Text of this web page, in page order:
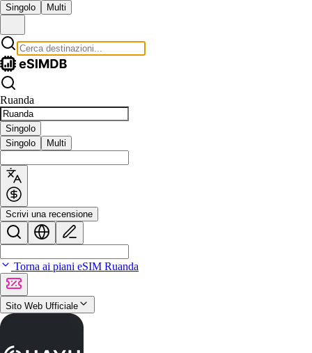
Singolo Multi
Ruanda
Singolo
Singolo
Multi
Scrivi una recensione
Torna ai piani eSIM Ruanda
Sito Web Ufficiale